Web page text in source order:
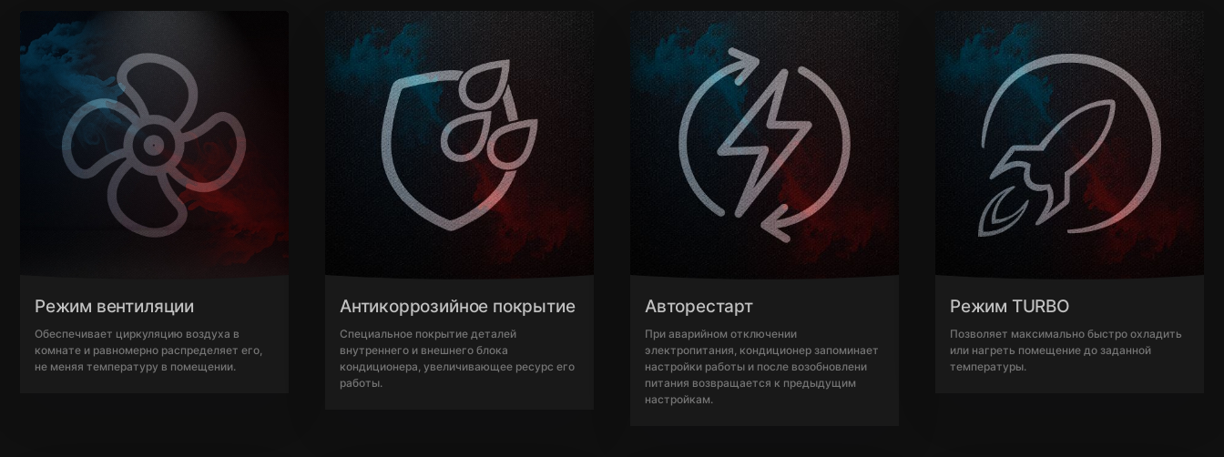
Режим вентиляции
Обеспечивает циркуляцию воздуха в
комнате и равномерно распределяет его,
не меняя температуру в помещении.
Антикоррозийное покрытие
Специальное покрытие деталей
внутреннего и внешнего блока
кондиционера, увеличивающее ресурс его
работы.
Авторестарт
При аварийном отключении
электропитания, кондиционер запоминает
настройки работы и после возобновлени
питания возвращается к предыдущим
настройкам.
Режим TURBO
Позволяет максимально быстро охладить
или нагреть помещение до заданной
температуры.